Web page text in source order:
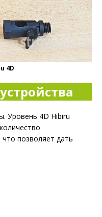
4D
Уровень 4D Hibiru
позволяет дать